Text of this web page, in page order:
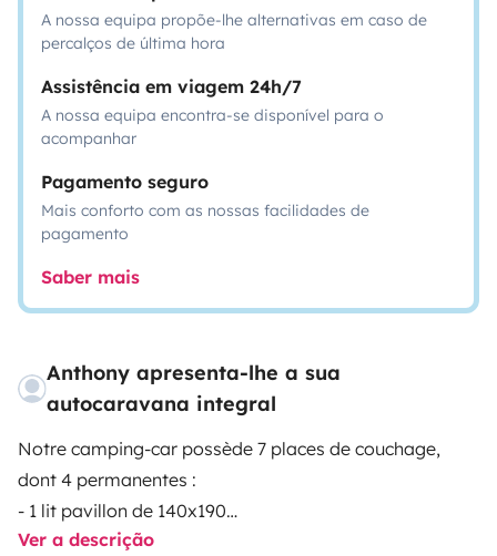
A nossa equipa propõe-lhe alternativas em caso de
percalços de última hora
Assistência em viagem 24h/7
A nossa equipa encontra-se disponível para o
acompanhar
Pagamento seguro
Mais conforto com as nossas facilidades de
pagamento
Saber mais
Anthony apresenta-lhe a sua
autocaravana integral
Notre camping-car possède 7 places de couchage,
dont 4 permanentes :
- 1 lit pavillon de 140x190
- 2 lits superposés de 90x220
Ver a descrição